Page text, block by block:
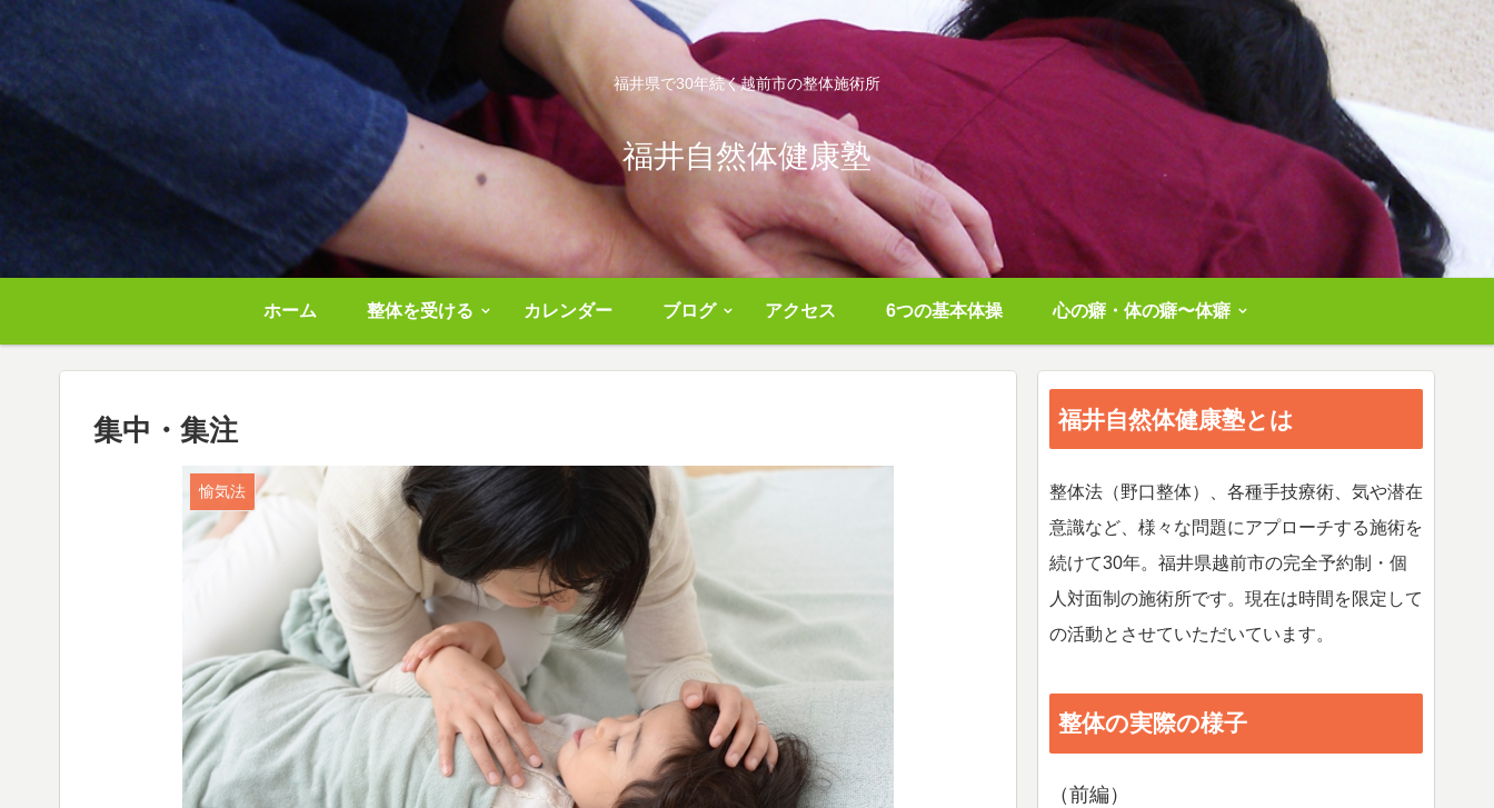
福井県で30年続く越前市の整体施術所
福井自然体健康塾
ホーム 整体を受ける カレンダー ブログ アクセス 6つの基本体操 心の癖・体の癖〜体癖
集中・集注
愉気法
福井自然体健康塾とは
整体法（野口整体）、各種手技療術、気や潜在
意識など、様々な問題にアプローチする施術を
続けて30年。福井県越前市の完全予約制・個
人対面制の施術所です。現在は時間を限定して
の活動とさせていただいています。
整体の実際の様子
（前編）